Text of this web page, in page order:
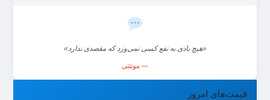
«هیچ بادی به نفع کسی نمی‌وزد که مقصدی ندارد»
— مونتنی
قیمت‌های امروز